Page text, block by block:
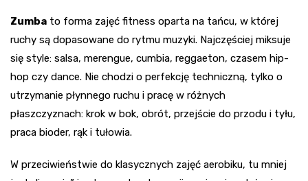
Zumba to forma zajęć fitness oparta na tańcu, w której
ruchy są dopasowane do rytmu muzyki. Najczęściej miksuje
się style: salsa, merengue, cumbia, reggaeton, czasem hip-
hop czy dance. Nie chodzi o perfekcję techniczną, tylko o
utrzymanie płynnego ruchu i pracę w różnych
płaszczyznach: krok w bok, obrót, przejście do przodu i tyłu,
praca bioder, rąk i tułowia.
W przeciwieństwie do klasycznych zajęć aerobiku, tu mniej